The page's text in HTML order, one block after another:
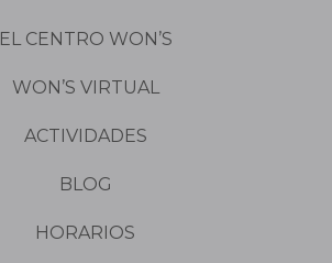
EL CENTRO WON’S
WON’S VIRTUAL
ACTIVIDADES
BLOG
HORARIOS